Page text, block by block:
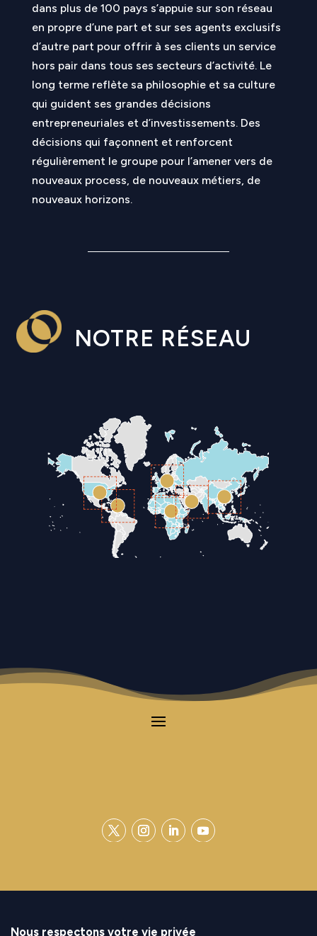
dans plus de 100 pays s’appuie sur son réseau
en propre d’une part et sur ses agents exclusifs
d’autre part pour offrir à ses clients un service
hors pair dans tous ses secteurs d’activité. Le
long terme reflète sa philosophie et sa culture
qui guident ses grandes décisions
entrepreneuriales et d’investissements. Des
décisions qui façonnent et renforcent
régulièrement le groupe pour l’amener vers de
nouveaux process, de nouveaux métiers, de
nouveaux horizons.
NOTRE RÉSEAU
confidentialité